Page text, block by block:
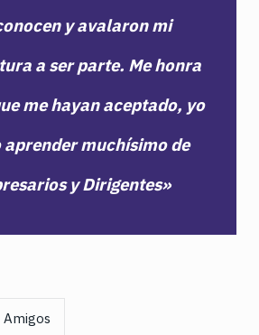
y avalaron mi
a ser parte. Me honra
me hayan aceptado, yo
aprender muchísimo de
y Dirigentes»
Amigos